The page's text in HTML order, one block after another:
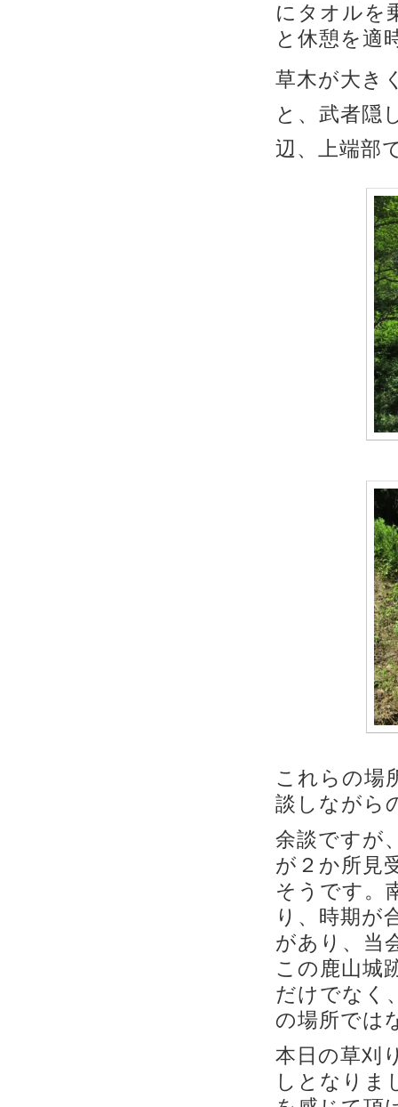
にタオルを
と休憩を適
草木が大き
と、武者隠
辺、上端部
これらの場
談しながら
余談ですが
が２か所見
そうです。
り、時期が
があり、当
この鹿山城
だけでなく
の場所では
本日の草刈
しとなりま